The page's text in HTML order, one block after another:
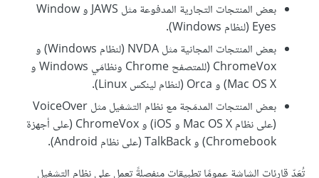
بعض المنتجات التجارية المدفوعة مثل JAWS و Window
Eyes (لنظام Windows).
بعض المنتجات المجانية مثل NVDA (لنظام Windows) و
ChromeVox (للمتصفح Chrome ونظامَي Windows و
Mac OS X) و Orca (لنظام لينكس Linux).
بعض المنتجات المدمَجة مع نظام التشغيل مثل VoiceOver
(على نظام Mac OS X و iOS) و ChromeVox (على أجهزة
Chromebook) و TalkBack (على نظام Android).